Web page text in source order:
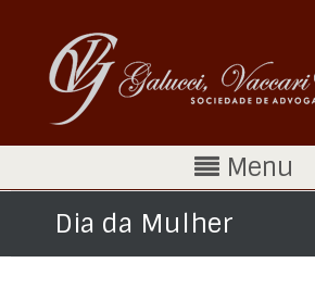
Menu
Dia da Mulher